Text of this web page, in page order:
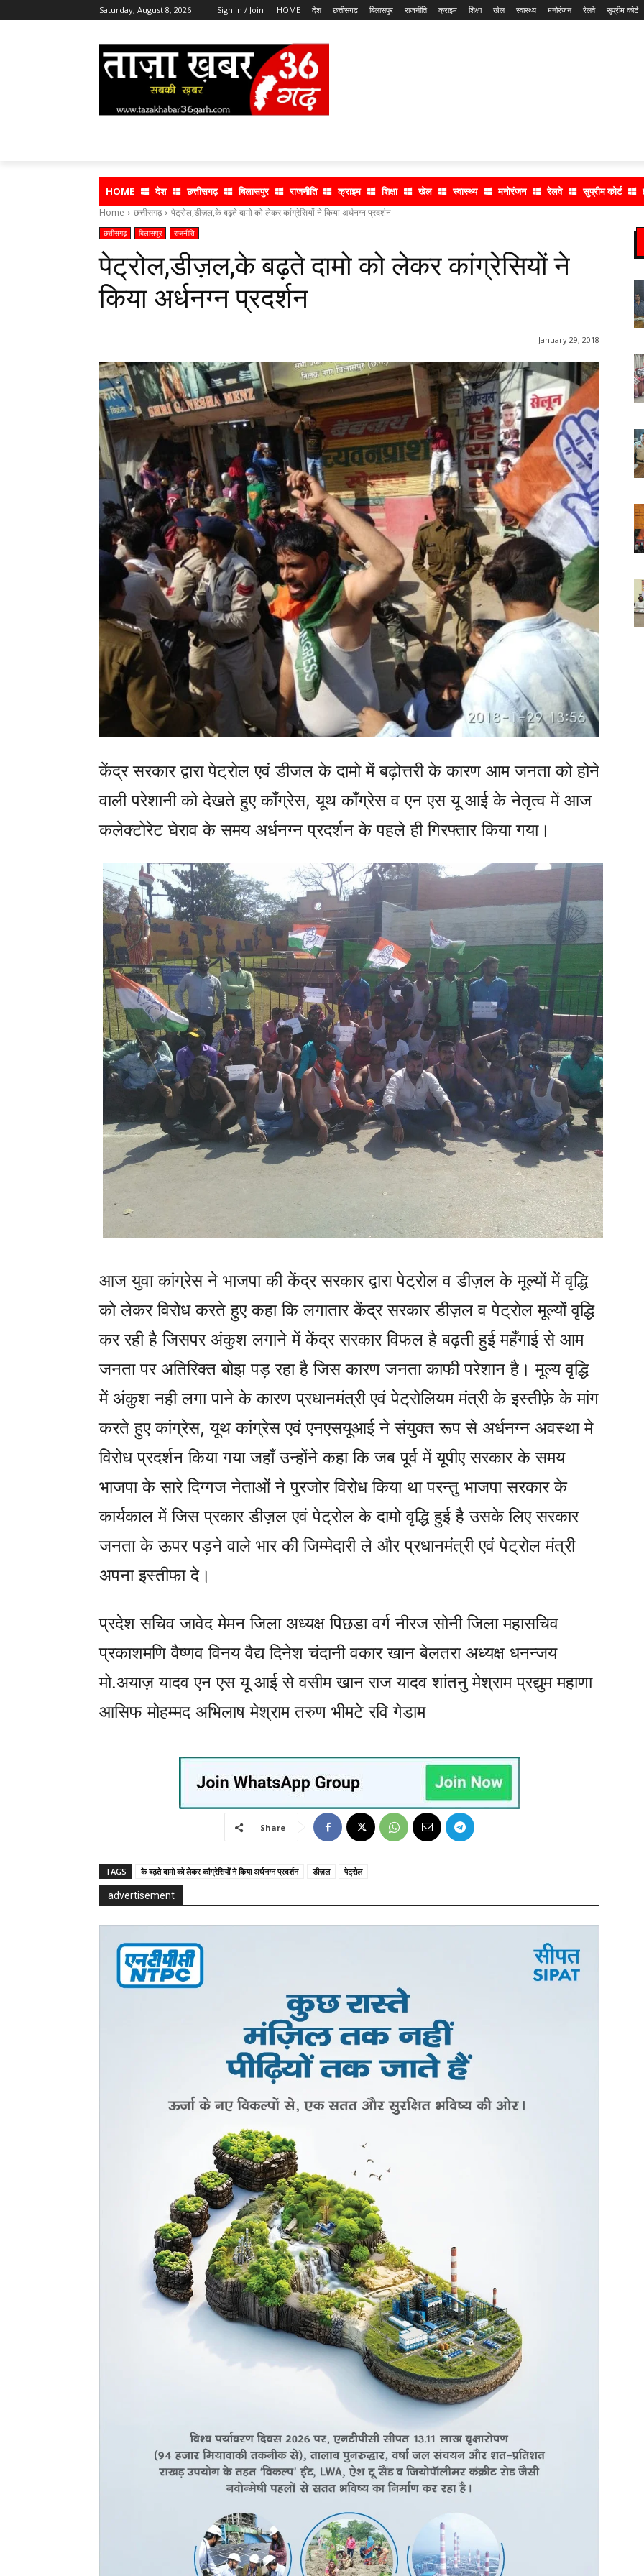
Saturday, August 8, 2026 Sign in / Join HOME देश छत्तीसगढ़ बिलासपुर राजनीति क्राइम शिक्षा खेल स्वास्थ्य मनोरंजन रेलवे सुप्रीम कोर्ट
HOME देश छत्तीसगढ़ बिलासपुर राजनीति क्राइम शिक्षा खेल स्वास्थ्य मनोरंजन रेलवे सुप्रीम कोर्ट
Home छत्तीसगढ़ पेट्रोल,डीज़ल,के बढ़ते दामो को लेकर कांग्रेसियों ने किया अर्धनग्न प्रदर्शन
छत्तीसगढ़ बिलासपुर राजनीति
पेट्रोल,डीज़ल,के बढ़ते दामो को लेकर कांग्रेसियों ने
किया अर्धनग्न प्रदर्शन
January 29, 2018
केंद्र सरकार द्वारा पेट्रोल एवं डीजल के दामो में बढ़ोत्तरी के कारण आम जनता को होने
वाली परेशानी को देखते हुए काँग्रेस, यूथ काँग्रेस व एन एस यू आई के नेतृत्व में आज
कलेक्टोरेट घेराव के समय अर्धनग्न प्रदर्शन के पहले ही गिरफ्तार किया गया।
आज युवा कांग्रेस ने भाजपा की केंद्र सरकार द्वारा पेट्रोल व डीज़ल के मूल्यों में वृद्धि
को लेकर विरोध करते हुए कहा कि लगातार केंद्र सरकार डीज़ल व पेट्रोल मूल्यों वृद्धि
कर रही है जिसपर अंकुश लगाने में केंद्र सरकार विफल है बढ़ती हुई महँगाई से आम
जनता पर अतिरिक्त बोझ पड़ रहा है जिस कारण जनता काफी परेशान है। मूल्य वृद्धि
में अंकुश नही लगा पाने के कारण प्रधानमंत्री एवं पेट्रोलियम मंत्री के इस्तीफ़े के मांग
करते हुए कांग्रेस, यूथ कांग्रेस एवं एनएसयूआई ने संयुक्त रूप से अर्धनग्न अवस्था मे
विरोध प्रदर्शन किया गया जहाँ उन्होंने कहा कि जब पूर्व में यूपीए सरकार के समय
भाजपा के सारे दिग्गज नेताओं ने पुरजोर विरोध किया था परन्तु भाजपा सरकार के
कार्यकाल में जिस प्रकार डीज़ल एवं पेट्रोल के दामो वृद्धि हुई है उसके लिए सरकार
जनता के ऊपर पड़ने वाले भार की जिम्मेदारी ले और प्रधानमंत्री एवं पेट्रोल मंत्री
अपना इस्तीफा दे।
प्रदेश सचिव जावेद मेमन जिला अध्यक्ष पिछडा वर्ग नीरज सोनी जिला महासचिव
प्रकाशमणि वैष्णव विनय वैद्य दिनेश चंदानी वकार खान बेलतरा अध्यक्ष धनन्जय
मो.अयाज़ यादव एन एस यू आई से वसीम खान राज यादव शांतनु मेश्राम प्रद्युम महाणा
आसिफ मोहम्मद अभिलाष मेश्राम तरुण भीमटे रवि गेडाम
Share
TAGS के बढ़ते दामो को लेकर कांग्रेसियों ने किया अर्धनग्न प्रदर्शन डीज़ल पेट्रोल
advertisement